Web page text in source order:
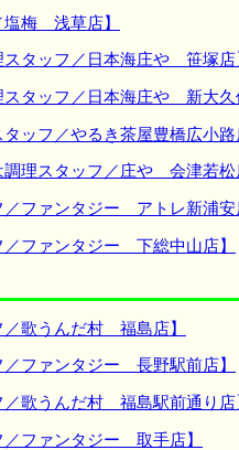
梅 浅草店】
タッフ／日本海庄や 笹塚店
タッフ／日本海庄や 新大久
ッフ／やるき茶屋豊橋広小路
理スタッフ／庄や 会津若松
ファンタジー アトレ新浦安
ファンタジー 下総中山店】
歌うんだ村 福島店】
ファンタジー 長野駅前店】
歌うんだ村 福島駅前通り店
ファンタジー 取手店】